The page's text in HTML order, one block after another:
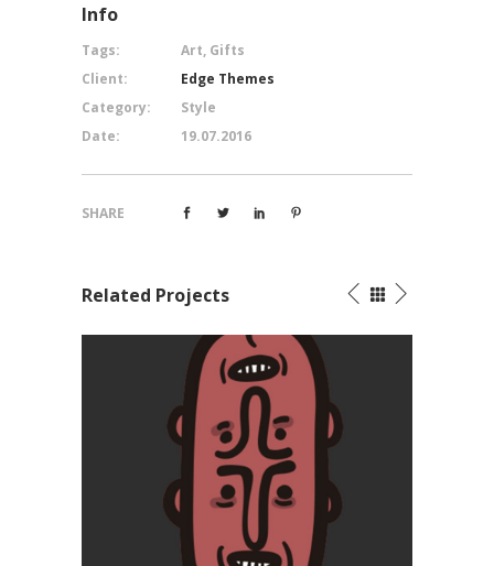
Info
Tags:
Art, Gifts
Client:
Edge Themes
Category:
Style
Date:
19.07.2016
SHARE
Related Projects
Doodle Adventures
Creative/Illustration